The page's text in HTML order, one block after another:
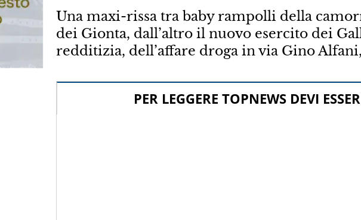
Una maxi-rissa tra baby rampolli della
dei Gionta, dall’altro il nuovo esercito dei
redditizia, dell’affare droga in via Gino
PER LEGGERE TOPNEWS DEVI